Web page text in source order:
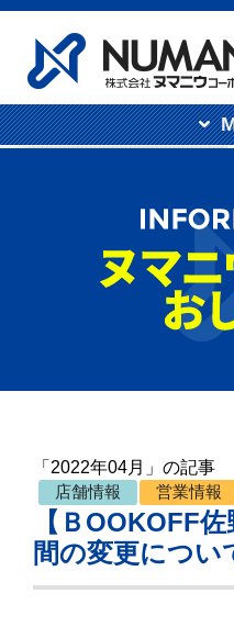
「2022年04月」の記事
店舗情報
営業情報
【ＢOOKOFF
間の変更につい